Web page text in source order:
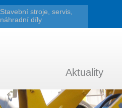
Stavební stroje, servis,
náhradní díly
Aktuality